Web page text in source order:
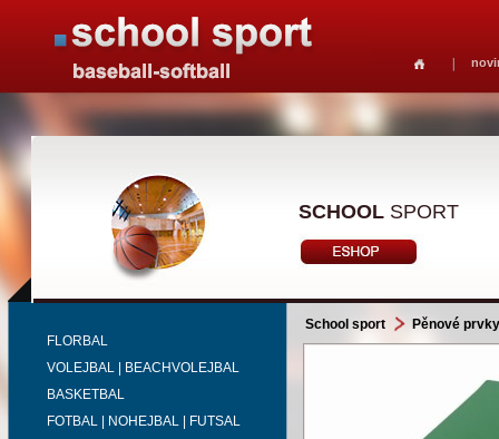
SCHOOL SPORT
FLORBAL
VOLEJBAL | BEACHVOLEJBAL
BASKETBAL
FOTBAL | NOHEJBAL | FUTSAL
School sport Pěnové